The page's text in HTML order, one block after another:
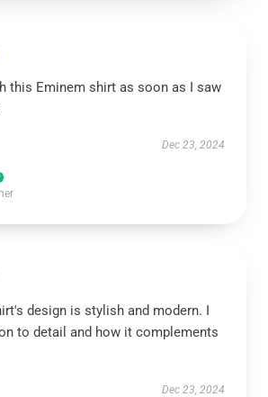
this Eminem shirt as soon as I saw
Dec 23, 2024
design is stylish and modern. I
to detail and how it complements
Dec 23, 2024